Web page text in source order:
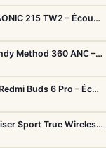
Shure AONIC 215 TW2 – Écouteurs True Wireless à isolation sonore premium
Skullcandy Method 360 ANC – Écouteurs True Wireless avec ANC Bose et 40h d'autonomie
Xiaomi Redmi Buds 6 Pro – Écouteurs ANC confortables au rapport qualité-prix solide
Sennheiser Sport True Wireless – Écouteurs sport à son premium et acoustique adaptable